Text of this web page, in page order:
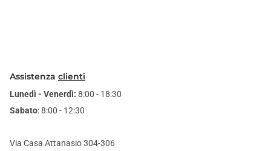
Assistenza clienti
Lunedì - Venerdì: 8:00 - 18:30
Sabato: 8:00 - 12:30
Via Casa Attanasio 304-306